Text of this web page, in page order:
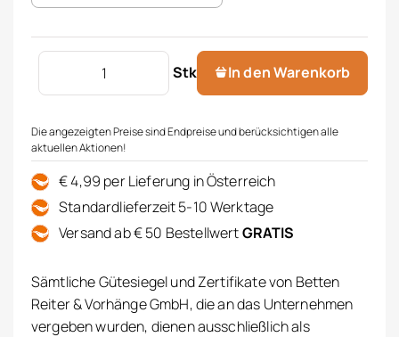
Stk
Jugendbettwäsche Menge
In den Warenkorb
Die angezeigten Preise sind Endpreise und berücksichtigen alle
aktuellen Aktionen!
€ 4,99 per Lieferung in Österreich
Standardlieferzeit 5-10 Werktage
Versand ab € 50 BestellwertGRATIS
Sämtliche Gütesiegel und Zertifikate von Betten
Reiter & Vorhänge GmbH, die an das Unternehmen
vergeben wurden, dienen ausschließlich als